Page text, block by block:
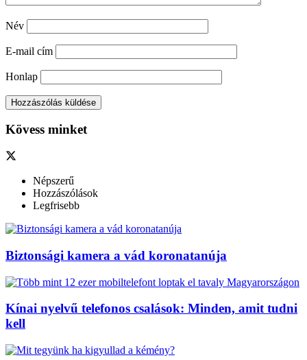
Név
E-mail cím
Honlap
Kövess minket
Népszerű
Hozzászólások
Legfrisebb
Biztonsági kamera a vád koronatanúja
Kínai nyelvű telefonos csalások: Minden, amit tudni
kell